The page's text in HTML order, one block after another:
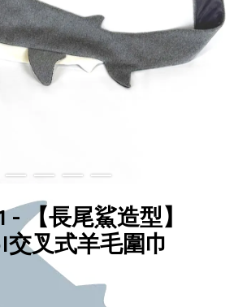
- 【長尾鯊造型】
叉式羊毛圍巾